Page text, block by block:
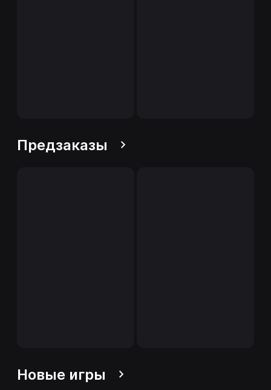
Предзаказы
Новые игры